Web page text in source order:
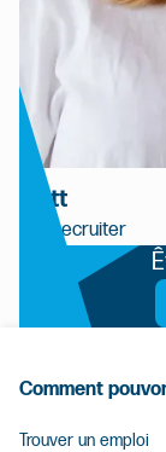
Britt
HR Recruiter
Comment
Trouver un emploi